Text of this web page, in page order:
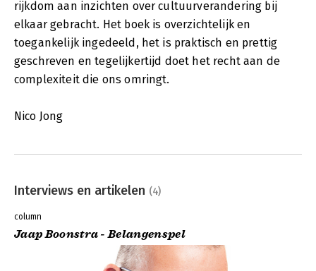
rijkdom aan inzichten over cultuurverandering bij
elkaar gebracht. Het boek is overzichtelijk en
toegankelijk ingedeeld, het is praktisch en prettig
geschreven en tegelijkertijd doet het recht aan de
complexiteit die ons omringt.
Nico Jong
Interviews en artikelen (4)
column
Jaap Boonstra - Belangenspel